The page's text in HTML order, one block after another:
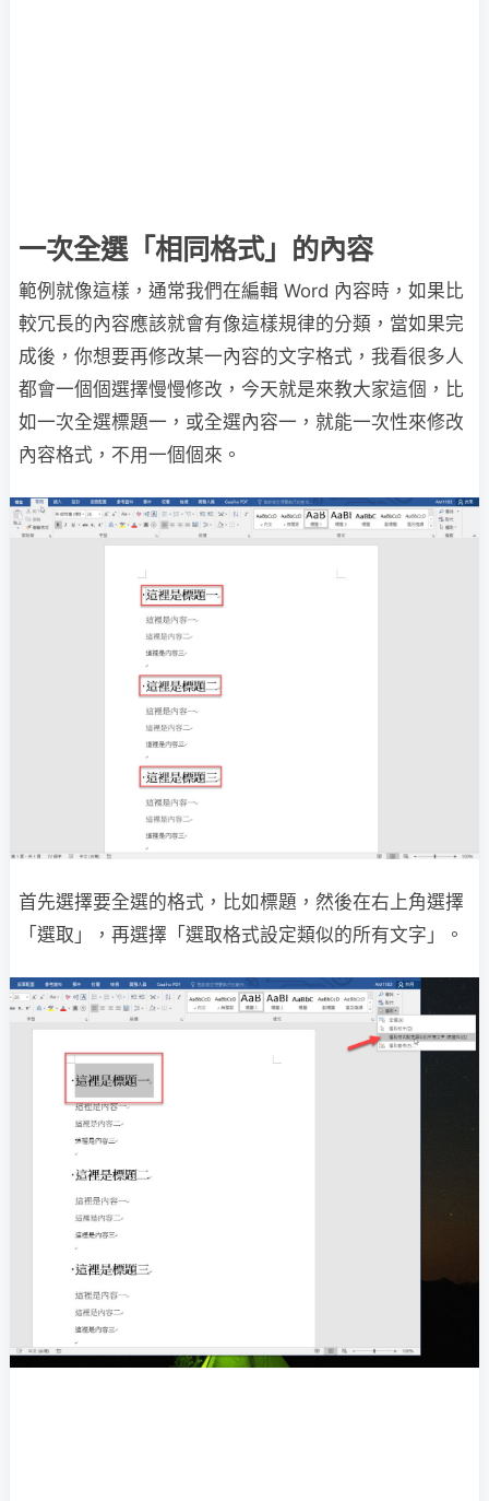
一次全選「相同格式」的內容
範例就像這樣，通常我們在編輯 Word 內容時，如果比
較冗長的內容應該就會有像這樣規律的分類，當如果完
成後，你想要再修改某一內容的文字格式，我看很多人
都會一個個選擇慢慢修改，今天就是來教大家這個，比
如一次全選標題一，或全選內容一，就能一次性來修改
內容格式，不用一個個來。
首先選擇要全選的格式，比如標題，然後在右上角選擇
「選取」，再選擇「選取格式設定類似的所有文字」。